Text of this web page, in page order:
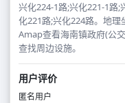
兴化224-1路;兴化221-1路;
化221路;兴化224路。地理
Amap查看海南镇政府(公
查找周边设施。
用户评价
匿名用户